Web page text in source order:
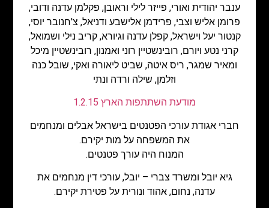
ענבר יהודית ואורי, פייזר לילי וראובן, פקלמן עדנה ודובי,
פרומן אליש וצבי, פרידמן אלישבע ודניאל, צ'חנובר יוסי,
קנטור יעל וישראל, קפלן עדנה וגיורא, קריב נילי ושמואל,
קרני נטע ויורם, רובינשטיין רוני ואמנון, רובינשטיין מיכל
ומאיר שמגר, ריס איטה, שביט ליאורה ואקי, שובל כנה
וזלמן, שילה ורדה ונתי
מודעת השתתפות הארץ 1.2.15
חברי אגודת עורכי הפטנטים בישראל אבלים ומנחמים
את המשפחה על מות יקירם.
המנוח היה עורך פטנטים.
גיא יובל ומשרד צברי – יובל, עורכי דין מנחמים את
עדנה, נחום, אהוד ונורית על פטירת יקירם.